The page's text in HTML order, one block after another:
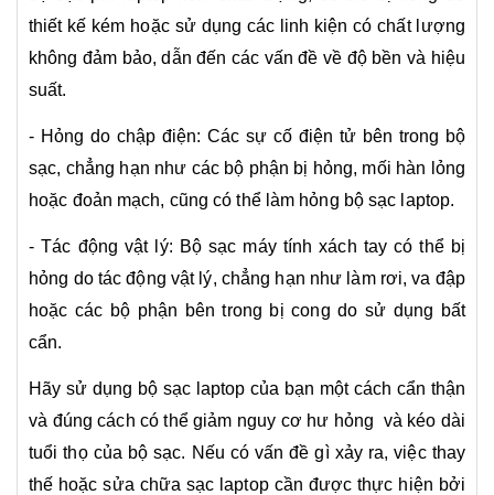
thiết kế kém hoặc sử dụng các linh kiện có chất lượng
không đảm bảo, dẫn đến các vấn đề về độ bền và hiệu
suất.
- Hỏng do chập điện: Các sự cố điện tử bên trong bộ
sạc, chẳng hạn như các bộ phận bị hỏng, mối hàn lỏng
hoặc đoản mạch, cũng có thể làm hỏng bộ sạc laptop.
- Tác động vật lý: Bộ sạc máy tính xách tay có thể bị
hỏng do tác động vật lý, chẳng hạn như làm rơi, va đập
hoặc các bộ phận bên trong bị cong do sử dụng bất
cẩn.
Hãy sử dụng bộ sạc laptop của bạn một cách cẩn thận
và đúng cách có thể giảm nguy cơ hư hỏng và kéo dài
tuổi thọ của bộ sạc. Nếu có vấn đề gì xảy ra, việc thay
thế hoặc sửa chữa sạc laptop cần được thực hiện bởi